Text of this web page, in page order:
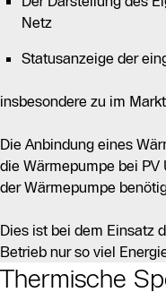
Netz
Statusanzeige der
insbesondere zu im
Die Anbindung eines
die Wärmepumpe bei
der Wärmepumpe
Dies ist bei dem Einsatz
Betrieb nur so viel
Thermische